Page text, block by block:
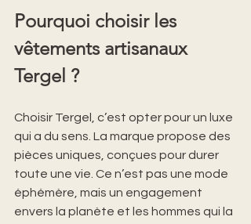
Pourquoi choisir les
vêtements artisanaux
Tergel ?
Choisir Tergel, c’est opter pour un luxe
qui a du sens. La marque propose des
pièces uniques, conçues pour durer
toute une vie. Ce n’est pas une mode
éphémère, mais un engagement
envers la planète et les hommes qui la